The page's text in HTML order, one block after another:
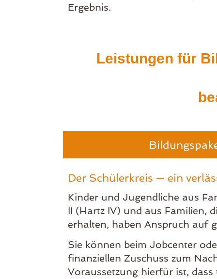
Ergebnis.
Leistungen für
Der Schülerkreis — ein
Kinder und Jugendliche aus
II (Hartz IV) und aus Familien,
erhalten, haben Anspruch auf
Sie können beim Jobcenter
finanziellen Zuschuss zum
Voraussetzung hierfür ist,